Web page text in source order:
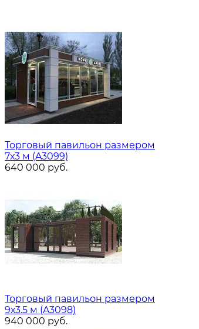
Торговый павильон размером
7х3 м (A3099)
640 000 руб.
Торговый павильон размером
9х3.5 м (A3098)
940 000 руб.